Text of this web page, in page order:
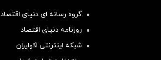
گروه رسانه ای دنیای اقتصاد
روزنامه دنیای اقتصاد
شبکه اینترنتی اکوایران